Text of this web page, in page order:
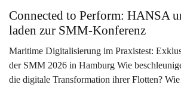
Connected to Perform: HANSA
laden zur SMM-Konferenz
Maritime Digitalisierung im Praxistest:
der SMM 2026 in Hamburg Wie
die digitale Transformation ihrer Flotten? Wie